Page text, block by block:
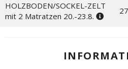
HOLZBODEN/SOCKEL-ZELT
mit 2 Matratzen 20.-23.8.